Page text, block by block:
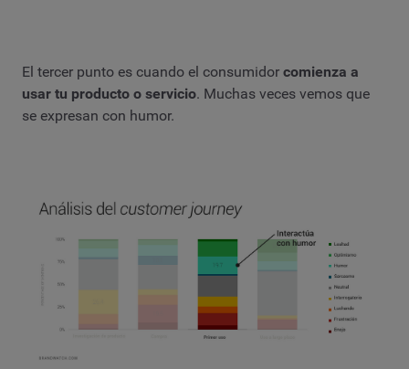
El tercer punto es cuando el consumidor comienza a
usar tu producto o servicio. Muchas veces vemos que
se expresan con humor.